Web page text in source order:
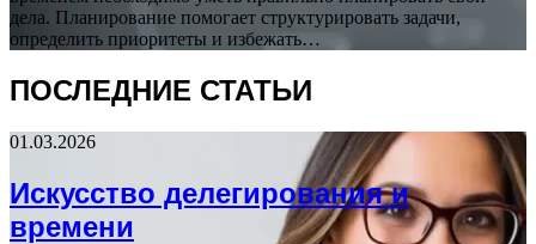
дела. Планирование помогает структурировать задачи,
определить приоритеты и избежать…
ПОСЛЕДНИЕ СТАТЬИ
01.03.2026
Искусство делегирования и
времени